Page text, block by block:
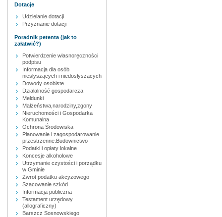
Dotacje
Udzielanie dotacji
Przyznanie dotacji
Poradnik petenta (jak to
załatwić?)
Potwierdzenie własnoręczności
podpisu
Informacja dla osób
niesłyszących i niedosłyszących
Dowody osobiste
Działalność gospodarcza
Meldunki
Małżeństwa,narodziny,zgony
Nieruchomości i Gospodarka
Komunalna
Ochrona Środowiska
Planowanie i zagospodarowanie
przestrzenne.Budownictwo
Podatki i opłaty lokalne
Koncesje alkoholowe
Utrzymanie czystości i porządku
w Gminie
Zwrot podatku akcyzowego
Szacowanie szkód
Informacja publiczna
Testament urzędowy
(allograficzny)
Barszcz Sosnowskiego